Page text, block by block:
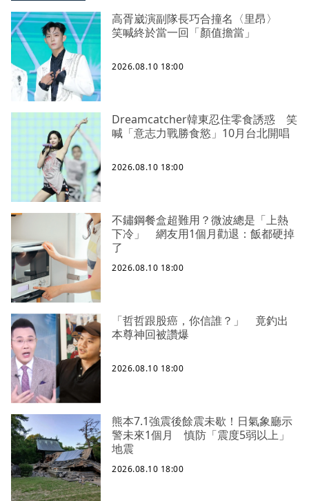
高胥崴演副隊長巧合撞名〈里昂〉
笑喊終於當一回「顏值擔當」
2026.08.10 18:00
Dreamcatcher韓東忍住零食誘惑 笑
喊「意志力戰勝食慾」10月台北開唱
2026.08.10 18:00
不鏽鋼餐盒超難用？微波總是「上熱
下冷」 網友用1個月勸退：飯都硬掉
了
2026.08.10 18:00
「哲哲跟股癌，你信誰？」 竟釣出
本尊神回被讚爆
2026.08.10 18:00
熊本7.1強震後餘震未歇！日氣象廳示
警未來1個月 慎防「震度5弱以上」
地震
2026.08.10 18:00